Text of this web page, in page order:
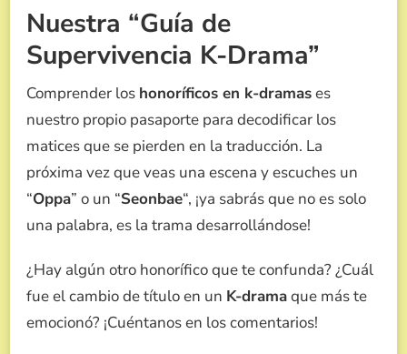
Nuestra “Guía de
Supervivencia K-Drama”
Comprender los honoríficos en k-dramases
nuestro propio pasaporte para decodificar los
matices que se pierden en la traducción. La
próxima vez que veas una escena y escuches un
“Oppa” o un “Seonbae“, ¡ya sabrás que no es solo
una palabra, es la trama desarrollándose!
¿Hay algún otro honorífico que te confunda? ¿Cuál
fue el cambio de título en un K-dramaque más te
emocionó? ¡Cuéntanos en los comentarios!